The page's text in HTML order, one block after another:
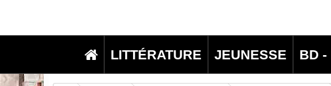
LITTÉRATURE JEUNESSE BD -